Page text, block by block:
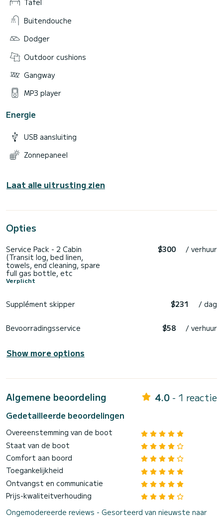
Tafel
Buitendouche
Dodger
Outdoor cushions
Gangway
MP3 player
Energie
USB aansluiting
Zonnepaneel
Laat alle uitrusting zien
Opties
Service Pack - 2 Cabin
(Transit log, bed linen,
towels, end cleaning, spare
full gas bottle, etc
Verplicht
$300 / verhuur
Supplément skipper $231 / dag
Bevoorradingsservice $58 / verhuur
Show more options
Algemene beoordeling 4.0 - 1 reactie
Gedetailleerde beoordelingen
Overeenstemming van de boot
Staat van de boot
Comfort aan boord
Toegankelijkheid
Ontvangst en communicatie
Prijs-kwaliteitverhouding
Ongemodereerde reviews - Gesorteerd van nieuwste naar